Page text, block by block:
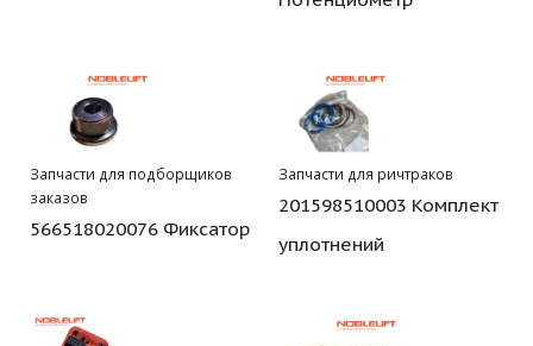
Запчасти для подборщиков
заказов
566518020076 Фиксатор
Запчасти для ричтраков
201598510003 Комплект
уплотнений